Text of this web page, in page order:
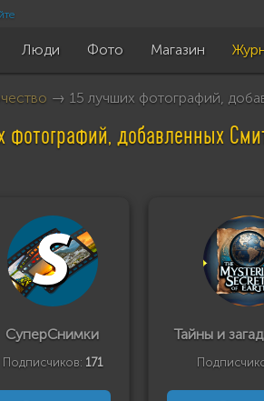
Люди Фото Магазин
→ 15 лучших фотографий,
фотографий, добавленных
СуперСнимки
Подписчиков: 171
Тайны и